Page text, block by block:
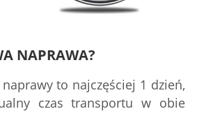
NAPRAWA?
to najczęściej 1 dzień,
czas transportu w obie